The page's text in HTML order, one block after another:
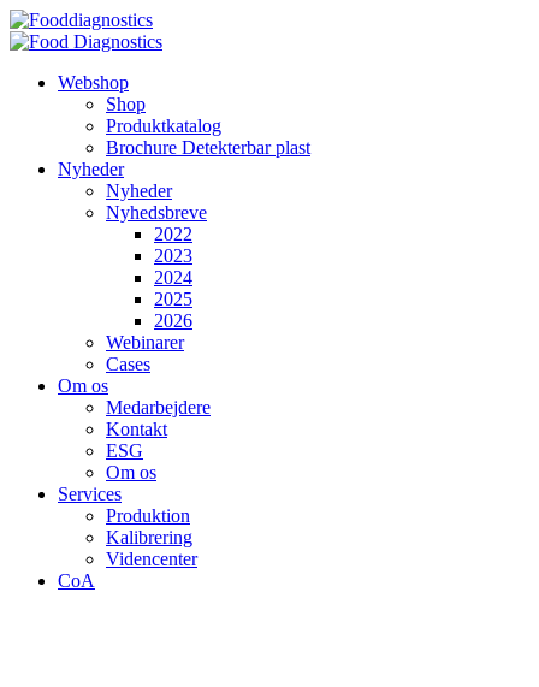
Videre
til
Webshop
Shop
Produktkatalog
Brochure Detekterbar plast
Nyheder
Nyheder
Nyhedsbreve
2022
2023
2024
2025
2026
Webinarer
Cases
Om os
Medarbejdere
Kontakt
ESG
Om os
Services
Produktion
Kalibrering
Videncenter
CoA